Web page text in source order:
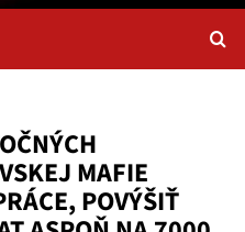
MAFIE
POVÝŠIŤ